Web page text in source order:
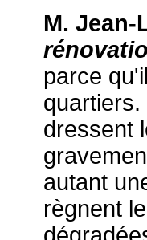
M.
parce
dressent
autant
règnent